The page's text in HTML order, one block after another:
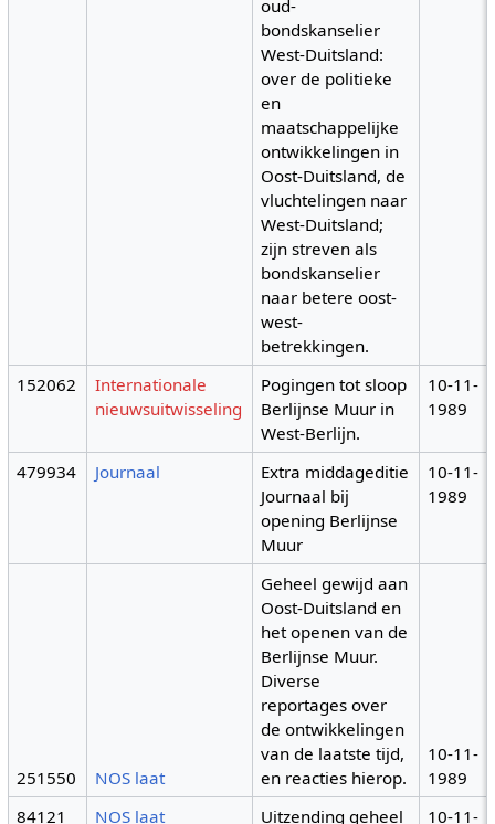
oud-
bondskanselier
West-Duitsland:
over de politieke
en
maatschappelijke
ontwikkelingen in
Oost-Duitsland, de
vluchtelingen naar
West-Duitsland;
zijn streven als
bondskanselier
naar betere oost-
west-
betrekkingen.
152062
Internationale
nieuwsuitwisseling
Pogingen tot sloop
Berlijnse Muur in
West-Berlijn.
10-11-
1989
479934 Journaal
Extra middageditie
Journaal bij
opening Berlijnse
Muur
10-11-
1989
251550 NOS laat
Geheel gewijd aan
Oost-Duitsland en
het openen van de
Berlijnse Muur.
Diverse
reportages over
de ontwikkelingen
van de laatste tijd,
en reacties hierop.
10-11-
1989
84121
NOS laat
Uitzending geheel
10-11-